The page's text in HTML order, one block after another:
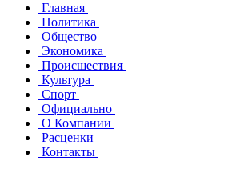
Главная
Политика
Общество
Экономика
Происшествия
Культура
Спорт
Официально
О Компании
Расценки
Контакты